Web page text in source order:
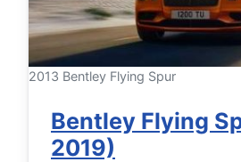
2013 Bentley Flying Spur
Bentley Flying
2019)